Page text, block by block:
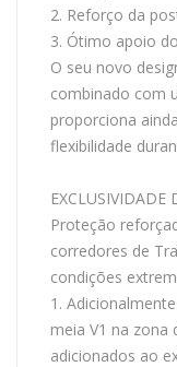
2. Reforço da
3. Ótimo apoio
O seu novo
combinado com
proporciona
flexibilidade
Proteção
corredores de
condições
1.
meia V1 na
adicionados ao